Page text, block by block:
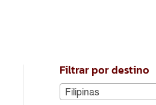
Filtrar por destino
Filipinas